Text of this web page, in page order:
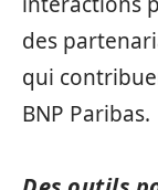
des
qui
BNP Paribas.